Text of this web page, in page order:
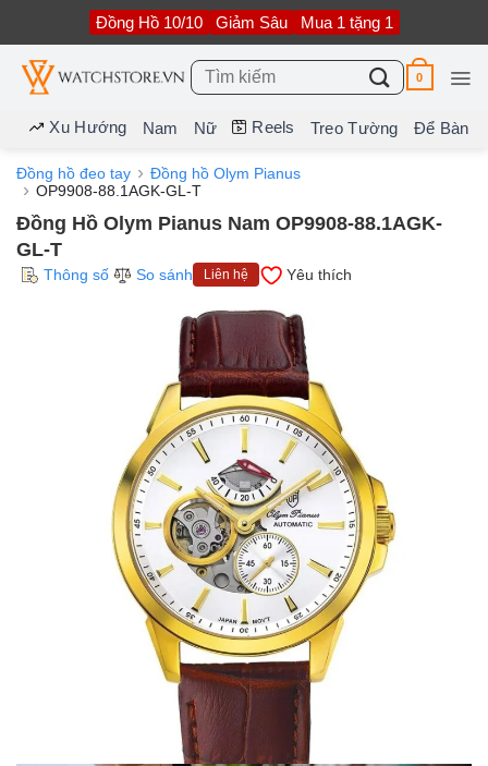
nội
dung
Đồng Hồ 10/10 Giảm Sâu Mua 1 tặng 1
Tìm
kiếm:
0
Xu Hướng Nam Nữ Reels Treo Tường Để Bàn
Đồng hồ đeo tay
Đồng hồ Olym Pianus
OP9908-88.1AGK-GL-T
Đồng Hồ Olym Pianus Nam OP9908-88.1AGK-
GL-T
Thông số So sánh Liên hệ Yêu thích